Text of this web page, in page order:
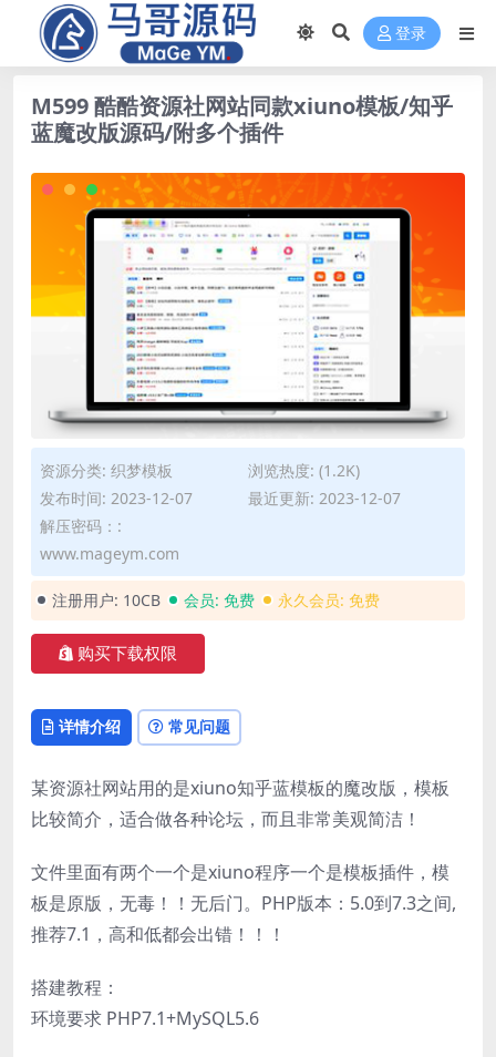
登录
M599 酷酷资源社网站同款xiuno模板/知乎
蓝魔改版源码/附多个插件
资源分类: 织梦模板
浏览热度: (1.2K)
发布时间: 2023-12-07
最近更新: 2023-12-07
解压密码：:
www.mageym.com
注册用户: 10CB 会员: 免费 永久会员: 免费
购买下载权限
详情介绍 常见问题
某资源社网站用的是xiuno知乎蓝模板的魔改版，模板
比较简介，适合做各种论坛，而且非常美观简洁！
文件里面有两个一个是xiuno程序一个是模板插件，模
板是原版，无毒！！无后门。PHP版本：5.0到7.3之间,
推荐7.1，高和低都会出错！！！
搭建教程：
环境要求 PHP7.1+MySQL5.6